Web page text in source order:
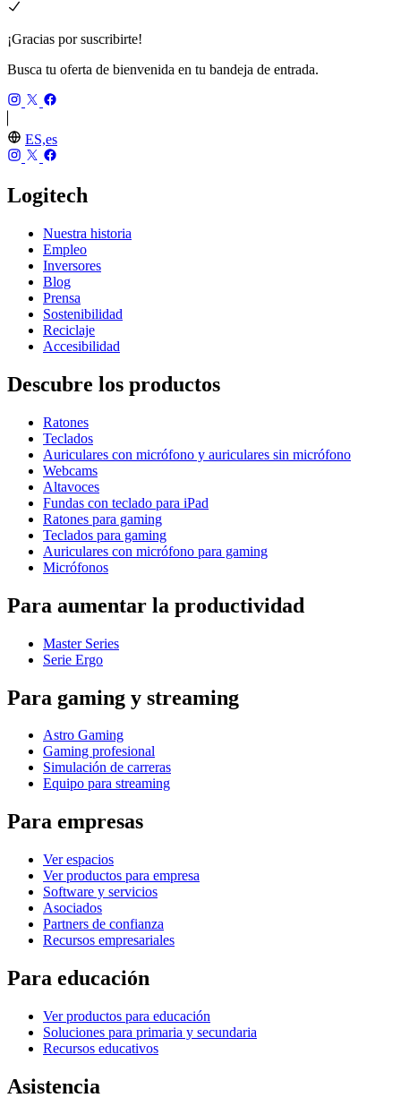
¡Gracias por suscribirte!
Busca tu oferta de bienvenida en tu bandeja de entrada.
ES,es
Logitech
Nuestra historia
Empleo
Inversores
Blog
Prensa
Sostenibilidad
Reciclaje
Accesibilidad
Descubre los productos
Ratones
Teclados
Auriculares con micrófono y auriculares sin micrófono
Webcams
Altavoces
Fundas con teclado para iPad
Ratones para gaming
Teclados para gaming
Auriculares con micrófono para gaming
Micrófonos
Para aumentar la productividad
Master Series
Serie Ergo
Para gaming y streaming
Astro Gaming
Gaming profesional
Simulación de carreras
Equipo para streaming
Para empresas
Ver espacios
Ver productos para empresa
Software y servicios
Asociados
Partners de confianza
Recursos empresariales
Para educación
Ver productos para educación
Soluciones para primaria y secundaria
Recursos educativos
Asistencia